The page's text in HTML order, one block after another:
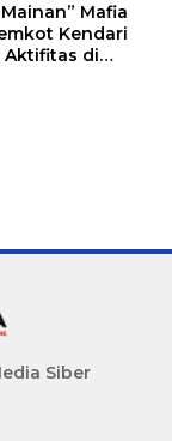
Mafia
Kendari
Aktifitas di
Siber